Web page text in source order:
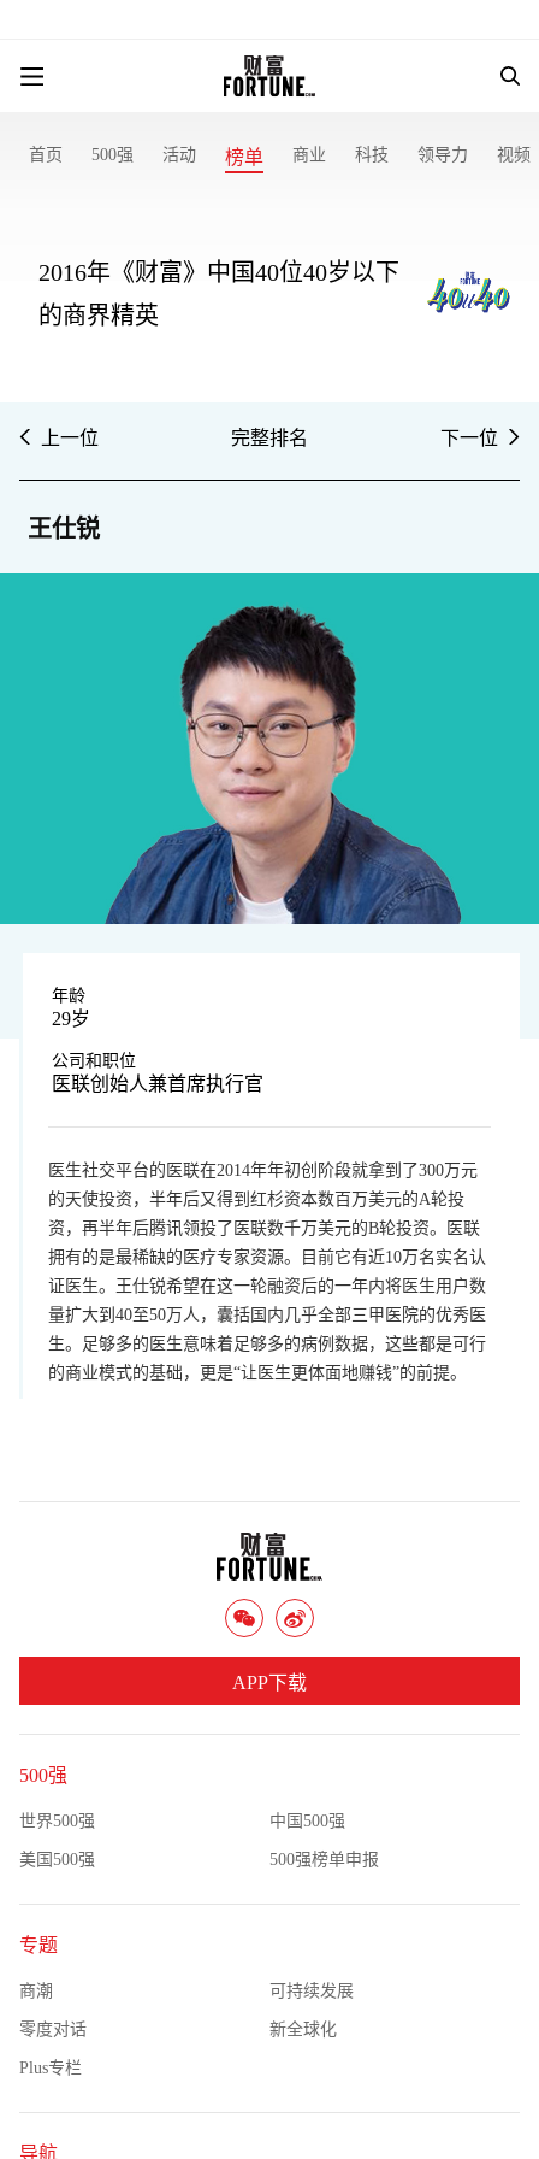
首页 500强 活动 榜单 商业 科技 领导力 视频
2016年《财富》中国40位40岁以下
的商界精英
上一位 完整排名 下一位
王仕锐
年龄
29岁
公司和职位
医联创始人兼首席执行官
医生社交平台的医联在2014年年初创阶段就拿到了300万元
的天使投资，半年后又得到红杉资本数百万美元的A轮投
资，再半年后腾讯领投了医联数千万美元的B轮投资。医联
拥有的是最稀缺的医疗专家资源。目前它有近10万名实名认
证医生。王仕锐希望在这一轮融资后的一年内将医生用户数
量扩大到40至50万人，囊括国内几乎全部三甲医院的优秀医
生。足够多的医生意味着足够多的病例数据，这些都是可行
的商业模式的基础，更是“让医生更体面地赚钱”的前提。
500强
世界500强 中国500强
美国500强 500强榜单申报
专题
商潮 可持续发展
零度对话 新全球化
Plus专栏
导航
APP下载